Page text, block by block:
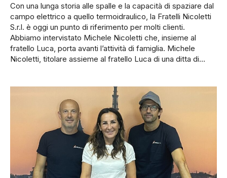
Con una lunga storia alle spalle e la capacità di spaziare dal
campo elettrico a quello termoidraulico, la Fratelli Nicoletti
S.r.l. è oggi un punto di riferimento per molti clienti.
Abbiamo intervistato Michele Nicoletti che, insieme al
fratello Luca, porta avanti l’attività di famiglia. Michele
Nicoletti, titolare assieme al fratello Luca di una ditta di…